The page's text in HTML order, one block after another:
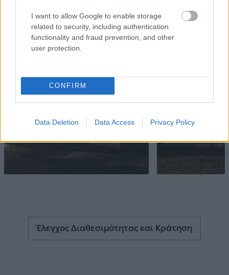
I want to allow Google to enable storage
related to security, including authentication
functionality and fraud prevention, and other
user protection.
CONFIRM
Data Deletion Data Access Privacy Policy
Έλεγχος Διαθεσιμότητας και Κράτηση